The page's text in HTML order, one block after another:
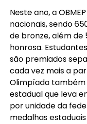
Neste ano, a
nacionais, sendo
de bronze, além de
honrosa.
são premiados
cada vez mais a
Olimpíada
estadual que leva
por unidade da
medalhas